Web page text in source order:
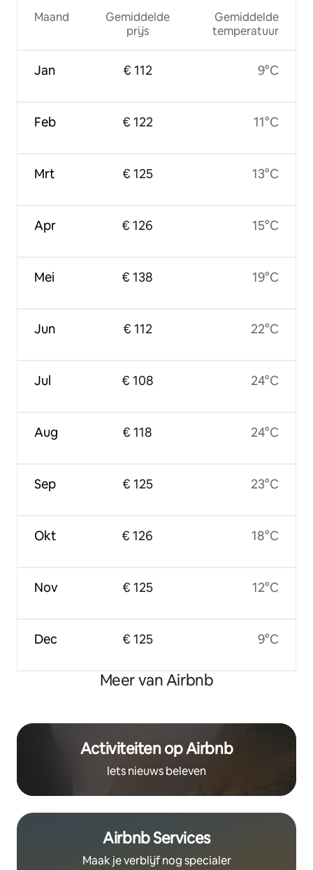
Maand
Jan
Feb
Mrt
Apr
Mei
Jun
Jul
Aug
Sep
Okt
Nov
Dec
Gemiddelde
prijs
€ 112
€ 122
€ 125
€ 126
€ 138
€ 112
€ 108
€ 118
€ 125
€ 126
€ 125
€ 125
Gemiddelde
temperatuur
9°C
11°C
13°C
15°C
19°C
22°C
24°C
24°C
23°C
18°C
12°C
9°C
Meer van Airbnb
Activiteiten op Airbnb
Iets nieuws beleven
Airbnb Services
Maak je verblijf nog specialer